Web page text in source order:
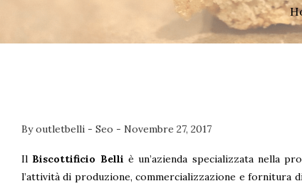
Byoutletbelli - Seo - Novembre 27, 2017
Il Biscottificio Belli è un’azienda specializzata nella
l’attività di produzione, commercializzazione e fornitura